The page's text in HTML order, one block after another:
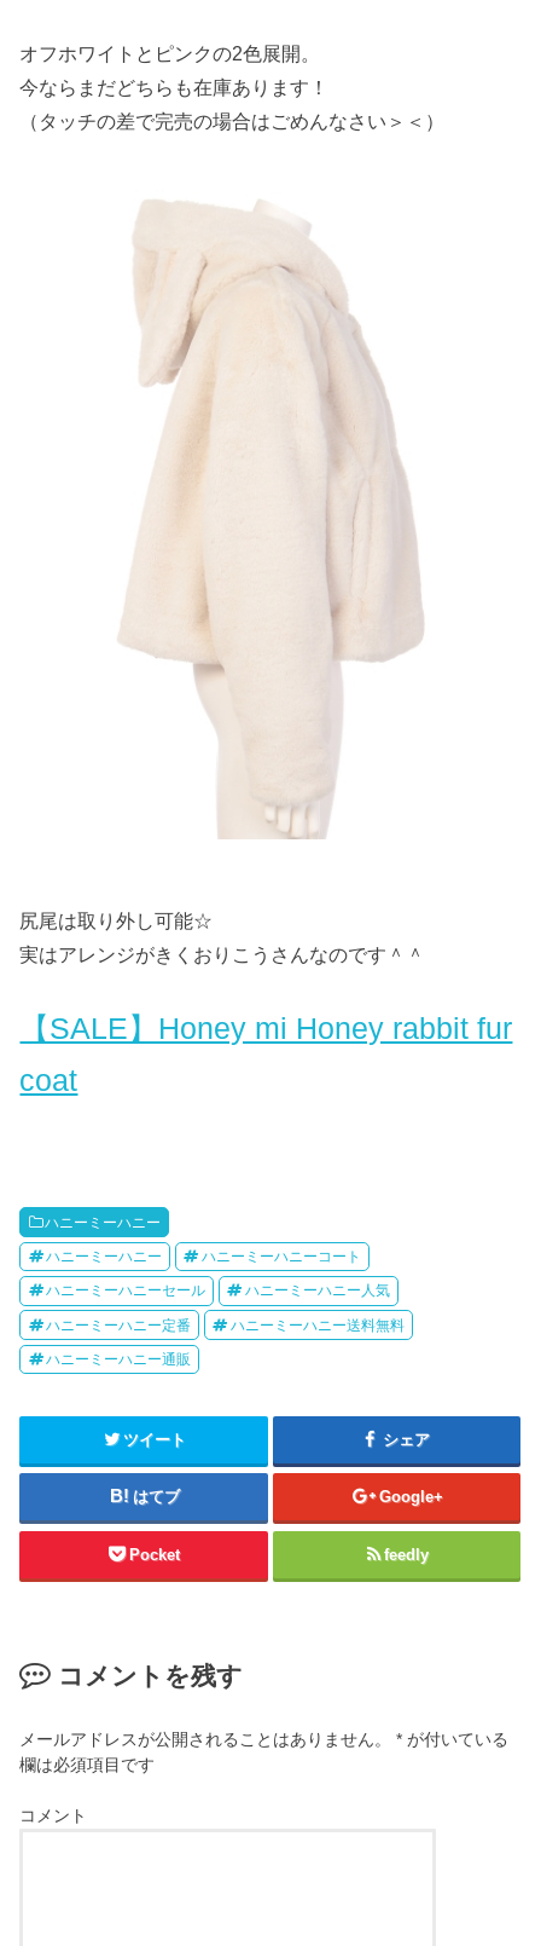
オフホワイトとピンクの2色展開。
今ならまだどちらも在庫あります！
（タッチの差で完売の場合はごめんなさい＞＜）
尻尾は取り外し可能☆
実はアレンジがきくおりこうさんなのです＾＾
【SALE】Honey mi Honey rabbit fur
coat
ハニーミーハニー
ハニーミーハニー ハニーミーハニーコート
ハニーミーハニーセール ハニーミーハニー人気
ハニーミーハニー定番 ハニーミーハニー送料無料
ハニーミーハニー通販
ツイート シェア
はてブ Google+
Pocket feedly
コメントを残す
メールアドレスが公開されることはありません。 * が付いている
欄は必須項目です
コメント